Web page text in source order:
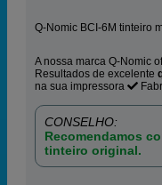
Q-Nomic BCI-6M tinteiro
A nossa marca Q-Nomic
Resultados de excelente
na sua impressora
CONSELHO:
Recomendamos
tinteiro original.